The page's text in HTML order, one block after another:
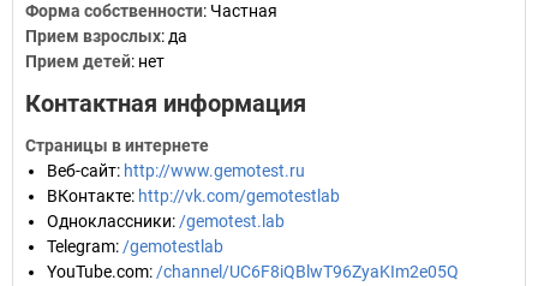
Форма собственности: Частная
Прием взрослых: да
Прием детей: нет
Контактная информация
Страницы в интернете
Веб-сайт: http://www.gemotest.ru
ВКонтакте: http://vk.com/gemotestlab
Одноклассники: /gemotest.lab
Telegram: /gemotestlab
YouTube.com: /channel/UC6F8iQBlwT96ZyaKIm2e05Q